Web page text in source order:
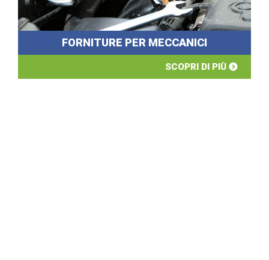
FORNITURE PER MECCANICI
SCOPRI DI PIÙ